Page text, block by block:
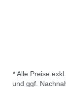
* Alle Preise
und ggf.